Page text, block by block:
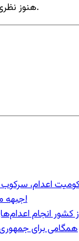
هنوز نظری اضافه نشده است. شما اولین نظر را بدهید.
اعدام،
جبهه ملی ایران: ماشین اعدام را متوقف کنید!
کشور انجام
همگامی برای جمهوری